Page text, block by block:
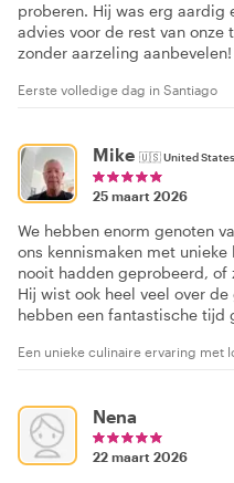
proberen. Hij was erg
advies voor de rest van onze
zonder aarzeling aanbevelen!
Eerste volledige dag in Santiago
Mike 🇺🇸United States
25 maart 2026
We hebben enorm genoten
ons kennismaken met
nooit hadden geprobeerd, of
Hij wist ook heel veel over
hebben een fantastische tijd
Een unieke culinaire ervaring met
Nena
22 maart 2026